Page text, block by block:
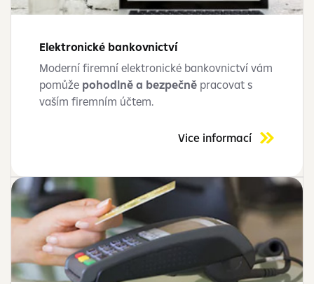
Elektronické bankovnictví
Moderní firemní elektronické bankovnictví vám
pomůže pohodlně a bezpečně pracovat s
vaším firemním účtem.
Vice informací